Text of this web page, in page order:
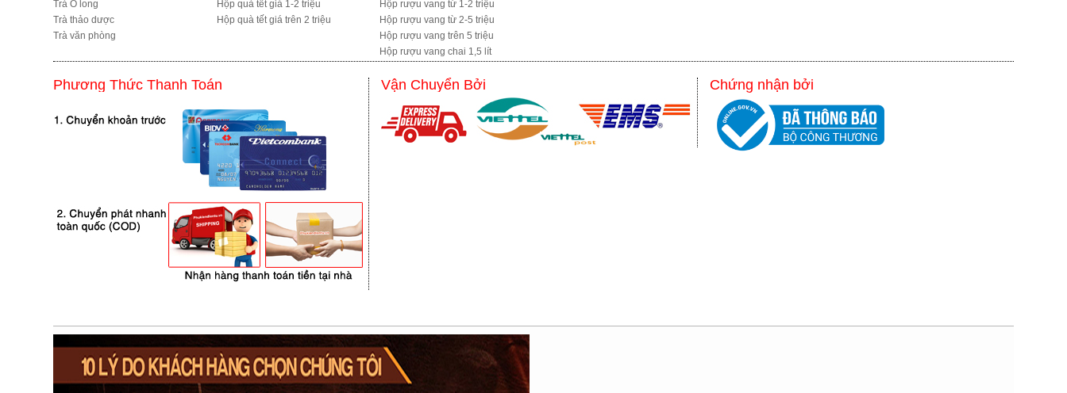
Trà Ô long
Trà thảo dược
Trà văn phòng
Hộp quà tết giá 1-2 triệu
Hộp quà tết giá trên 2 triệu
Hộp rượu vang từ 1-2 triệu
Hộp rượu vang từ 2-5 triệu
Hộp rượu vang trên 5 triệu
Hộp rượu vang chai 1,5 lít
Phương Thức Thanh Toán Vận Chuyển Bởi Chứng nhận bởi